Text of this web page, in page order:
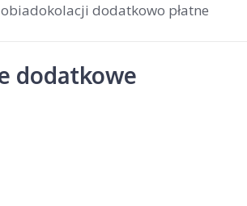
dodatkowo płatne
dodatkowe